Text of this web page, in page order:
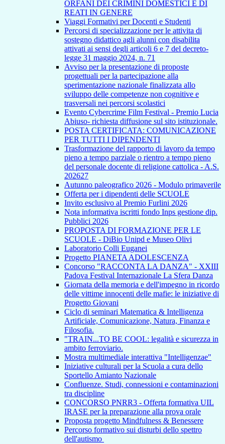
ORFANI DEI CRIMINI DOMESTICI E DI
REATI IN GENERE
Viaggi Formativi per Docenti e Studenti
Percorsi di specializzazione per le attivita di
sostegno didattico agli alunni con disabilita
attivati ai sensi degli articoli 6 e 7 del decreto-
legge 31 maggio 2024, n. 71
Avviso per la presentazione di proposte
progettuali per la partecipazione alla
sperimentazione nazionale finalizzata allo
sviluppo delle competenze non cognitive e
trasversali nei percorsi scolastici
Evento Cybercrime Film Festival - Premio Lucia
Abiuso- richiesta diffusione sul sito istituzionale.
POSTA CERTIFICATA: COMUNICAZIONE
PER TUTTI I DIPENDENTI
Trasformazione del rapporto di lavoro da tempo
pieno a tempo parziale o rientro a tempo pieno
del personale docente di religione cattolica - A.S.
202627
Autunno paleografico 2026 - Modulo primaverile
Offerta per i dipendenti delle SCUOLE
Invito esclusivo al Premio Furlini 2026
Nota informativa iscritti fondo Inps gestione dip.
Pubblici 2026
PROPOSTA DI FORMAZIONE PER LE
SCUOLE - DiBio Unipd e Museo Olivi
Laboratorio Colli Euganei
Progetto PIANETA ADOLESCENZA
Concorso "RACCONTA LA DANZA" - XXIII
Padova Festival Internazionale La Sfera Danza
Giornata della memoria e dell'impegno in ricordo
delle vittime innocenti delle mafie: le iniziative di
Progetto Giovani
Ciclo di seminari Matematica & Intelligenza
Artificiale, Comunicazione, Natura, Finanza e
Filosofia.
"TRAIN...TO BE COOL: legalità e sicurezza in
ambito ferroviario.
Mostra multimediale interattiva "Intelligenzae"
Iniziative culturali per la Scuola a cura dello
Sportello Amianto Nazionale
Confluenze. Studi, connessioni e contaminazioni
tra discipline
CONCORSO PNRR3 - Offerta formativa UIL
IRASE per la preparazione alla prova orale
Proposta progetto Mindfulness & Benessere
Percorso formativo sui disturbi dello spettro
dell'autismo